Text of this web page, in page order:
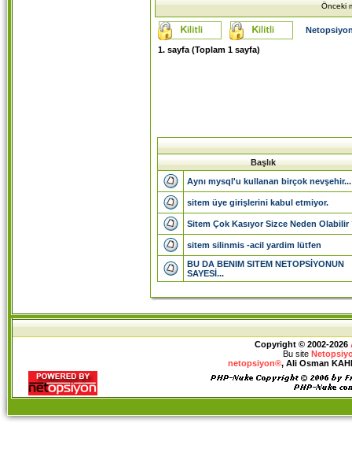
Önceki
1. sayfa (Toplam 1 sayfa)
Başlık
Aynı mysql'u kullanan birçok nevşehir...
sitem üye girişlerini kabul etmiyor.
Sitem Çok Kasıyor Sizce Neden Olabilir
sitem silinmis -acil yardim lütfen
BU DA BENIM SITEM NETOPSİYONUN
SAYESİ...
Copyright © 2002-2026
Bu site
netopsiyon®, Ali Osman